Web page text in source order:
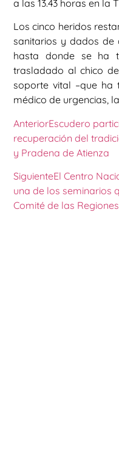
a las 13.43 horas en la
Los cinco heridos
sanitarios y dados de
hasta donde se ha
trasladado al chico
soporte vital –que ha
médico de urgencias,
AnteriorEscudero
recuperación del
y Pradena de Atienza
SiguienteEl Centro
una de los seminarios
Comité de las Regiones